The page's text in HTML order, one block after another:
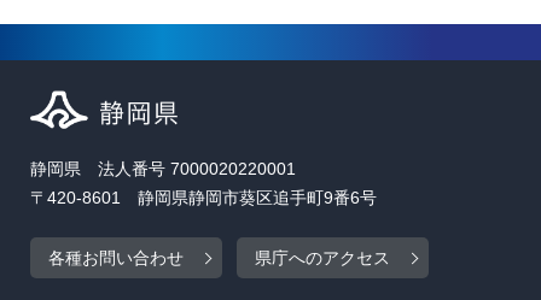
静岡県 法人番号 7000020220001
〒420-8601 静岡県静岡市葵区追手町9番6号
各種お問い合わせ 県庁へのアクセス